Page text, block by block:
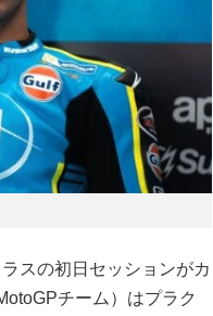
スの初日セッションがカ
チーム）はプラク